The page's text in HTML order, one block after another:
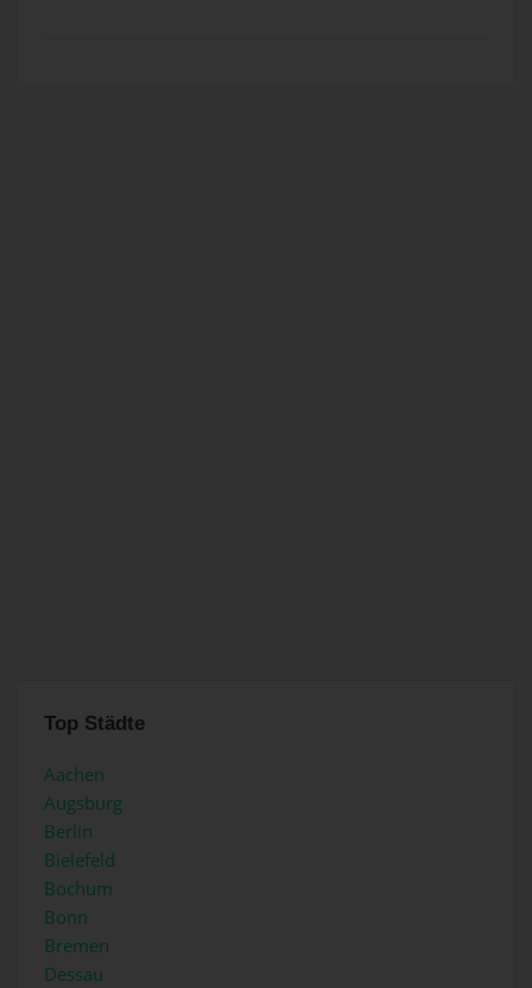
Top Städte
Aachen
Augsburg
Berlin
Bielefeld
Bochum
Bonn
Bremen
Dessau